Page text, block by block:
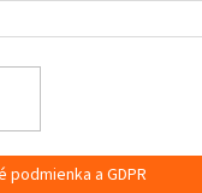
podmienka a GDPR